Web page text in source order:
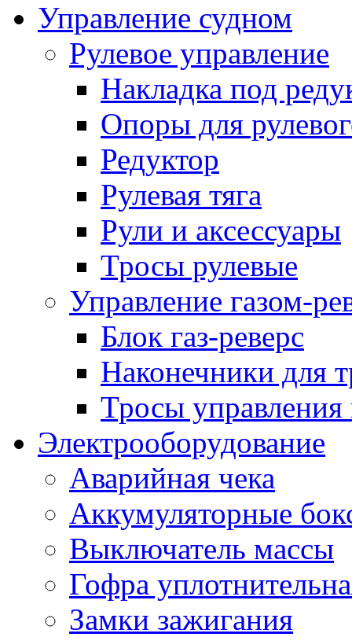
Управление судном
Рулевое управление
Накладка под
Опоры для
Редуктор
Рулевая тяга
Рули и аксессуары
Тросы рулевые
Управление газом-
Блок газ-реверс
Наконечники для
Тросы управления
Электрооборудование
Аварийная чека
Аккумуляторные
Выключатель массы
Гофра
Замки зажигания